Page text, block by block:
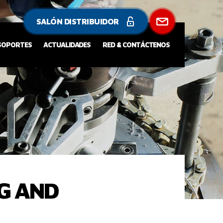
ACTUALIDADES RED & CONTÁCTENOS
SALÓN DISTRIBUIDOR
AND